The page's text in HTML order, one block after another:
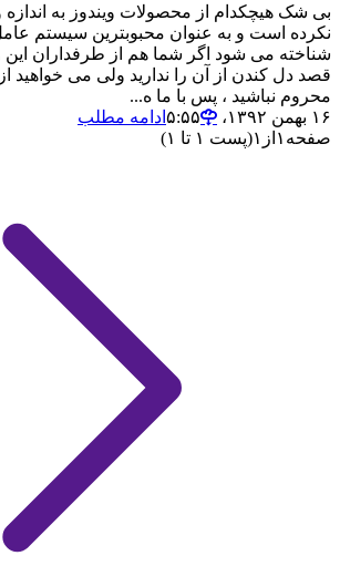
نکرده است و به عنوان محبوبترین سیستم
شناخته می شود اگر شما هم از طرفداران این
محروم نباشید ، پس با ما ه...
۱۶ بهمن ۱۳۹۲،‏ ۵:۵۵
ادامه مطلب
صفحه ۱ از ۱(پست ۱ تا ۱)